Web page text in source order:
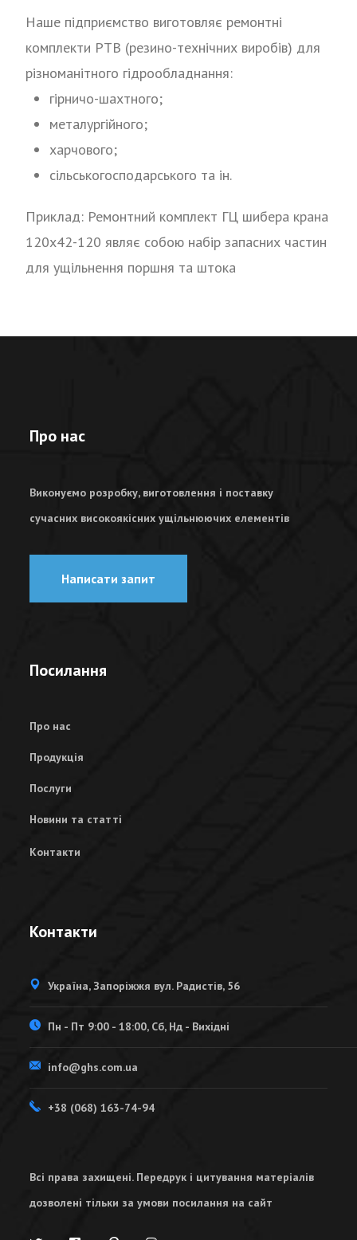
Наше підприємство виготовляє ремонтні
комплекти РТВ (резино-технічних виробів) для
різноманітного гідрообладнання:
гірничо-шахтного;
металургійного;
харчового;
сільськогосподарського та ін.
Приклад: Ремонтний комплект ГЦ шибера крана
120х42-120 являє собою набір запасних частин
для ущільнення поршня та штока
Про нас
Виконуємо розробку, виготовлення і поставку
сучасних високоякісних ущільнюючих елементів
Написати запит
Посилання
Про нас
Продукція
Послуги
Новини та статті
Контакти
Контакти
Україна, Запоріжжя вул. Радистів, 56
Пн - Пт 9:00 - 18:00, Сб, Нд - Вихідні
info@ghs.com.ua
+38 (068) 163-74-94
Всі права захищені. Передрук і цитування матеріалів
дозволені тільки за умови посилання на сайт